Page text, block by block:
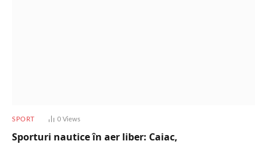
SPORT 0 Views
Sporturi nautice în aer liber: Caiac,